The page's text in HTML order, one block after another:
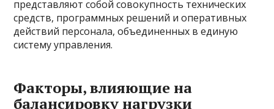
представляют собой совокупность технических
средств, программных решений и оперативных
действий персонала, объединенных в единую
систему управления.
Факторы, влияющие на
балансировку нагрузки